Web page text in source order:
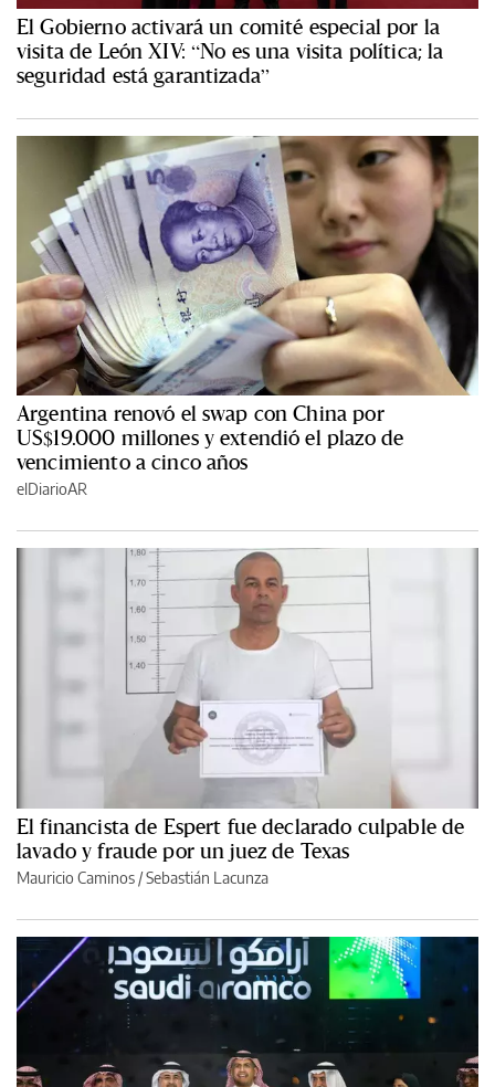
El Gobierno activará un comité especial por la
visita de León XIV: “No es una visita política; la
seguridad está garantizada”
Argentina renovó el swap con China por
US$19.000 millones y extendió el plazo de
vencimiento a cinco años
elDiarioAR
El financista de Espert fue declarado culpable de
lavado y fraude por un juez de Texas
Mauricio Caminos /Sebastián Lacunza